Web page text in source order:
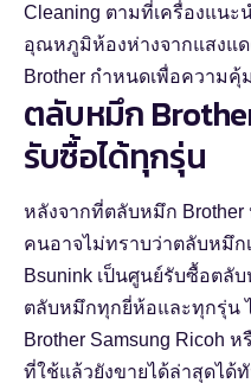
Cleaning ตามที่เครื่องแนะ
อุณหภูมิห้องห่างจากแสงแ
Brother กำหนดเพื่อความคุ้
ตลับหมึก
รับซื้อได้ทุกรุ่น
หลังจากที่ตลับหมึก
คนอาจไม่ทราบว่าตลับหมึก
Bsunink เป็นศูนย์รับซื้อตลั
ตลับหมึกทุกยี่ห้อและทุกรุ่น ไ
Brother Samsung Ricoh
ที่ใช้แล้วยังขายได้ล่าสุดได้